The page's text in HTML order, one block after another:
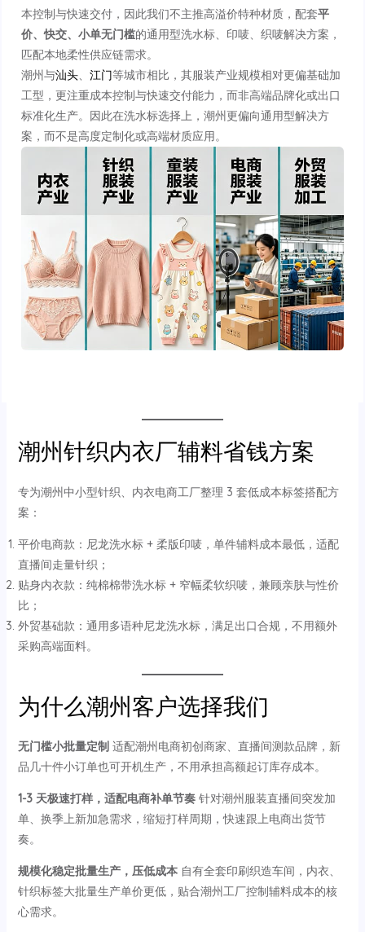
本控制与快速交付，因此我们不主推高溢价特种材质，配套平
价、快交、小单无门槛的通用型洗水标、印唛、织唛解决方案，
匹配本地柔性供应链需求。
潮州与汕头、 江门等城市相比，其服装产业规模相对更偏基础加
工型，更注重成本控制与快速交付能力，而非高端品牌化或出口
标准化生产。因此在洗水标选择上，潮州更偏向通用型解决方
案，而不是高度定制化或高端材质应用。
潮州针织内衣厂辅料省钱方案
专为潮州中小型针织、内衣电商工厂整理 3 套低成本标签搭配方
案：
平价电商款：尼龙洗水标 + 柔版印唛，单件辅料成本最低，适配
直播间走量针织；
贴身内衣款：纯棉棉带洗水标 + 窄幅柔软织唛，兼顾亲肤与性价
比；
外贸基础款：通用多语种尼龙洗水标，满足出口合规，不用额外
采购高端面料。
为什么潮州客户选择我们
无门槛小批量定制 适配潮州电商初创商家、直播间测款品牌，新
品几十件小订单也可开机生产，不用承担高额起订库存成本。
1-3 天极速打样，适配电商补单节奏针对潮州服装直播间突发加
单、换季上新加急需求，缩短打样周期，快速跟上电商出货节
奏。
规模化稳定批量生产，压低成本自有全套印刷织造车间，内衣、
针织标签大批量生产单价更低，贴合潮州工厂控制辅料成本的核
心需求。